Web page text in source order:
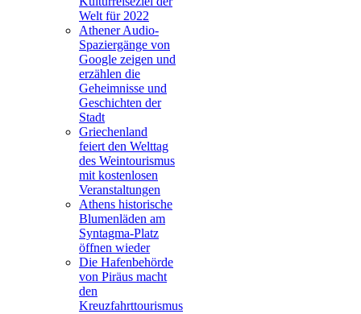
Welt für 2022
Athener Audio-
Spaziergänge von
Google zeigen und
erzählen die
Geheimnisse und
Geschichten der
Stadt
Griechenland
feiert den Welttag
des Weintourismus
mit kostenlosen
Veranstaltungen
Athens historische
Blumenläden am
Syntagma-Platz
öffnen wieder
Die Hafenbehörde
von Piräus macht
den
Kreuzfahrttourismus